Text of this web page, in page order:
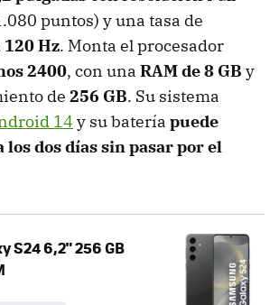
puntos) y una tasa de
120 Hz. Monta el procesador
2400, con una RAM de 8 GB y
de 256 GB. Su sistema
14 y su batería puede
los dos días sin pasar por el
S24 6,2" 256 GB